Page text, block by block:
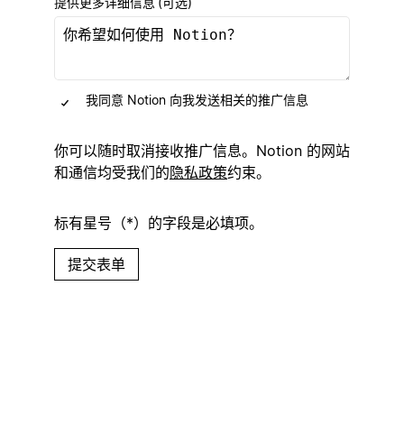
我同意 Notion 向我发送相关的推广信息
(可选)
你可以随时取消接收推广信息。Notion 的网站
和通信均受我们的隐私政策约束。
标有星号（*）的字段是必填项。
提交表单